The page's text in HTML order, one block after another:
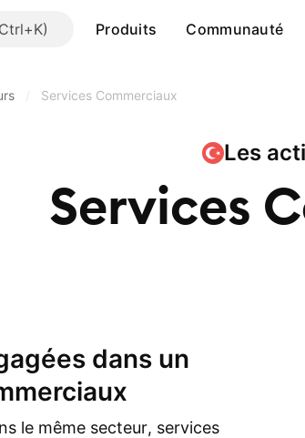
Produits Communauté
Services Commerciaux
Les
Services
le même secteur, services